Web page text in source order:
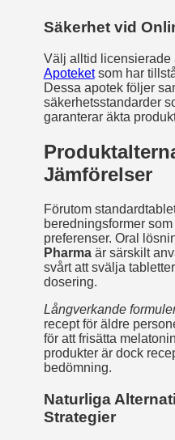
Säkerhet vid
Välj alltid licensierade
Apoteketsom har
Dessa apotek följer
säkerhetsstandarder
garanterar äkta
Jämförelser
Förutom
beredningsformer
preferenser. Oral
Pharmaär särskilt
svårt att svälja
dosering.
Långverkande
recept för äldre
för att frisätta
produkter är dock
bedömning.
Naturliga
Strategier